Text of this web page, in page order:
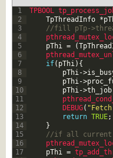
1
2
3
4
5
6
7
8
9
10
11
12
13
14
15
16
17
TPBOOL
TpThreadInfo *
//fill pTp-
pThi = (
if( pThi) {
pThi->
pThi->
pThi->th_job
DEBUG(
return TRUE;
}
//if all current
pThi =